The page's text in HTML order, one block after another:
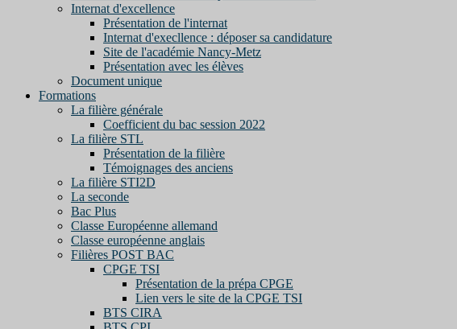
Internat d'excellence
Présentation de l'internat
Internat d'execllence : déposer sa candidature
Site de l'académie Nancy-Metz
Présentation avec les élèves
Document unique
Formations
La filière générale
Coefficient du bac session 2022
La filière STL
Présentation de la filière
Témoignages des anciens
La filière STI2D
La seconde
Bac Plus
Classe Européenne allemand
Classe européenne anglais
Filières POST BAC
CPGE TSI
Présentation de la prépa CPGE
Lien vers le site de la CPGE TSI
BTS CIRA